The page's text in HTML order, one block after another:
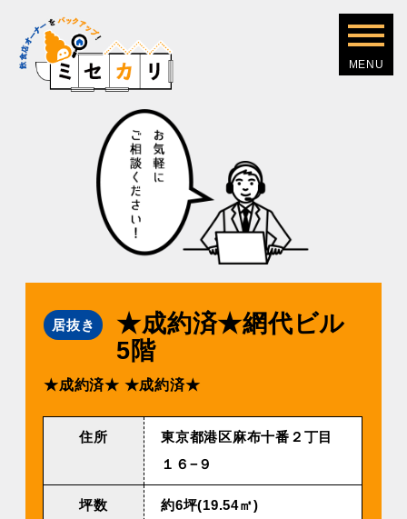
居抜き
★成約済★網代ビル
5階
★成約済★ ★成約済★
住所
東京都港区麻布十番２丁目
１６−９
坪数 約6坪(19.54㎡)